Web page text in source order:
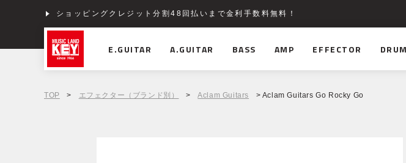
ショッピングクレジット分割48回払いまで金利手数料無料！
E.GUITAR A.GUITAR BASS AMP EFFECTOR
TOP > エフェクター（ブランド別） > Aclam Guitars > Aclam Guitars Go Rocky Go